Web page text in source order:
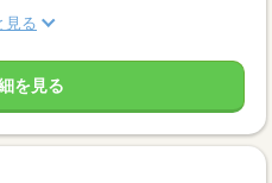
見る
を見る